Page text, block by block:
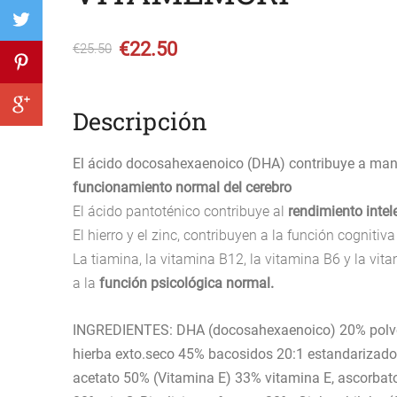
€25.50 €22.50
Descripción
El ácido docosahexaenoico (DHA) contribuye a
funcionamiento normal del cerebro
El ácido pantoténico contribuye al rendimiento
El hierro y el zinc, contribuyen a la función
La tiamina, la vitamina B12, la vitamina B6 y la
a la función psicológica normal.
INGREDIENTES: DHA (docosahexaenoico) 20%
hierba exto.seco 45% bacosidos 20:1
acetato 50% (Vitamina E) 33% vitamina E,